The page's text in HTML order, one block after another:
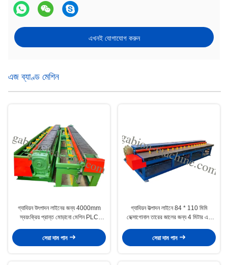
এখনই যোগাযোগ করুন
এজ ব্যাণ্ড মেশিন
গ্যাবিয়ন উৎপাদন লাইনের জন্য 4000mm
স্বয়ংক্রিয় প্রান্ত মোড়ানো মেশিন PLC
সেরা দাম পান
গ্যাবিয়ন উত্পাদন লাইনে 84 * 110 মিমি
হেক্সাগোনাল তারের জালের জন্য 4 মিটার এজ
সেরা দাম পান